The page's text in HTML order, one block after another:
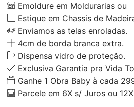
Emoldure em Moldurarias ou
Estique em Chassis de
Enviamos as telas enroladas.
4cm de borda branca extra.
Dispensa vidro de proteção.
Exclusiva Garantia pra Vida
Ganhe 1 Obra Baby à cada
Parcele em 6X s/ Juros ou